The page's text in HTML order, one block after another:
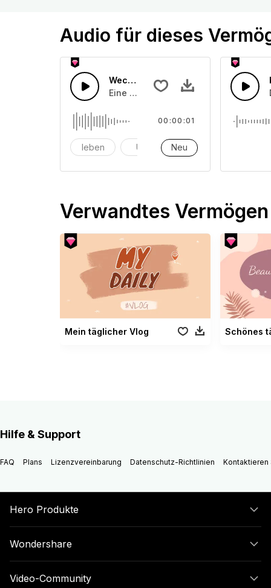
Audio für dieses
Wecker 19
Eine Ansammlung von
leben Uhr Alarm
00:00:01
Neu
Verwandtes Vermögen
Mein täglicher Vlog
Hilfe & Support
FAQ Plans Lizenzvereinbarung Datenschutz-Richtlinien Kontaktieren
Hero Produkte
Wondershare
Video-Community